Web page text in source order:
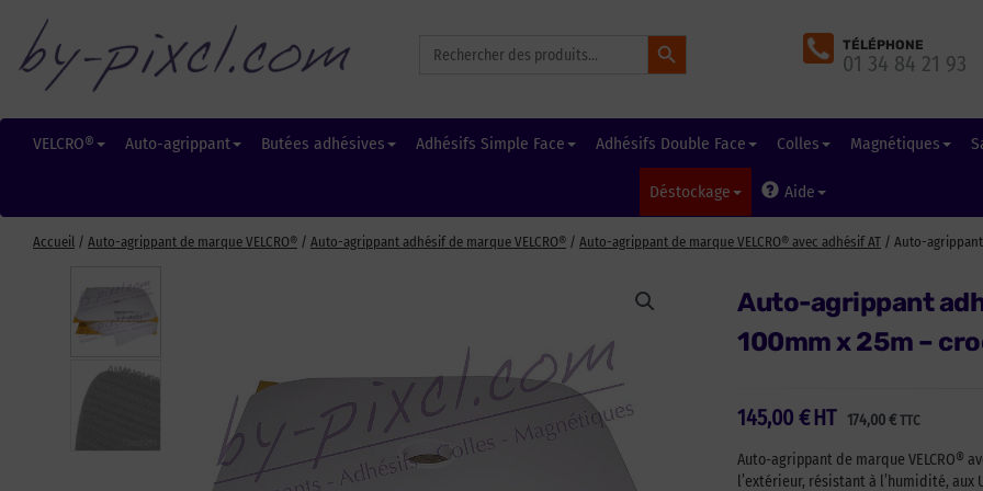
for:
Search Button
TÉLÉPHONE
01 34 84 21 93
VELCRO® Auto-agrippant Butées adhésives Adhésifs Simple Face Adhésifs Double Face Colles Magnétiques
Déstockage Aide
Accueil / Auto-agrippant de marque VELCRO® / Auto-agrippant adhésif de marque VELCRO® / Auto-agrippant de marque VELCRO® avec adhésif AT / Auto-agrippant
Auto-agrippant
100mm x 25m –
145,00 € 174,00€ TTC
HT
Auto-agrippant de marque VELCRO®
l’extérieur, résistant à l’humidité, aux